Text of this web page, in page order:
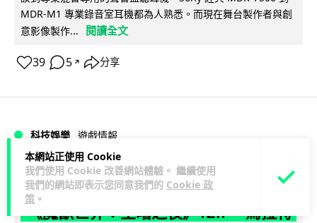
本網站正使用 Cookie
我們使用 Cookie 改善網站體驗。 繼續使用
我們的網站即表示您同意我們的 Cookie 政
策 。
MDR-M1 專業錄音室耳機都為人熟悉。而現在舞台製作者與創
意影像製作...
閱讀全文
39 5 ↗ 分享
科技娛樂 遊戲情報
天恩 2 日
《魔獸世界：至暗之夜》12.1 「烏拉特